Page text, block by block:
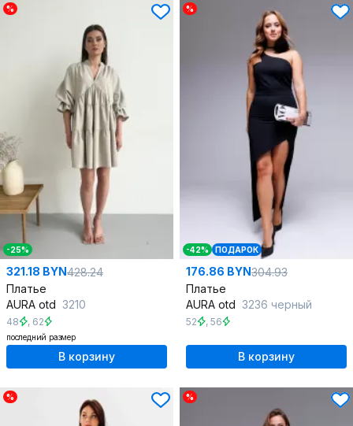
%
-25%
321.18 BYN428.24
Платье
AURA otd 3210
48 , 62
последний размер
В корзину
%
-42% ПОДАРОК
176.86 BYN304.93
Платье
AURA otd 3236 черный
52 , 56
В корзину
% %